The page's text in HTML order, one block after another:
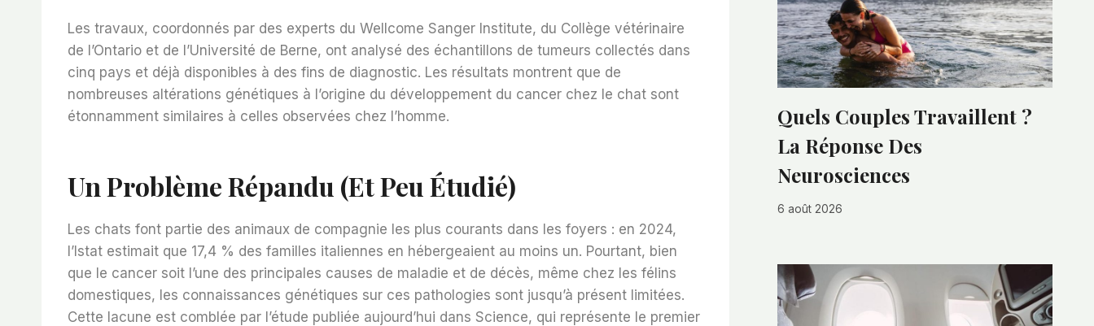
Les travaux, coordonnés par des experts du Wellcome Sanger Institute, du Collège vétérinaire
de l’Ontario et de l’Université de Berne, ont analysé des échantillons de tumeurs collectés dans
cinq pays et déjà disponibles à des fins de diagnostic. Les résultats montrent que de
nombreuses altérations génétiques à l’origine du développement du cancer chez le chat sont
étonnamment similaires à celles observées chez l’homme.
Un Problème Répandu (et Peu Étudié)
Les chats font partie des animaux de compagnie les plus courants dans les foyers : en 2024,
l’Istat estimait que 17,4 % des familles italiennes en hébergeaient au moins un. Pourtant, bien
que le cancer soit l’une des principales causes de maladie et de décès, même chez les félins
domestiques, les connaissances génétiques sur ces pathologies sont jusqu’à présent limitées.
Cette lacune est comblée par l’étude publiée aujourd’hui dans Science, qui représente le premier
Quels Couples Travaillent ?
La Réponse Des
Neurosciences
6 août 2026